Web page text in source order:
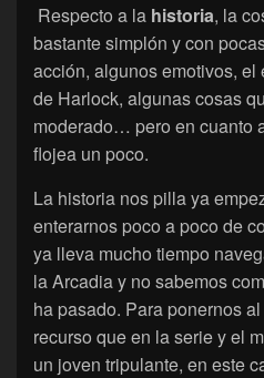
Respecto a la historia, la
bastante simplón y con
acción, algunos emotivos, el
de Harlock, algunas cosas
moderado… pero en cuanto
flojea un poco.
La historia nos pilla ya
enterarnos poco a poco de
ya lleva mucho tiempo
la Arcadia y no sabemos
ha pasado. Para ponernos
recurso que en la serie y el
un joven tripulante, en este